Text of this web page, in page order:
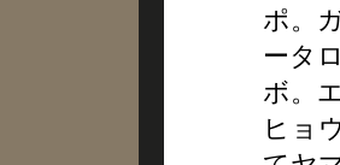
ポ。
ータ
ボ。
ヒョ